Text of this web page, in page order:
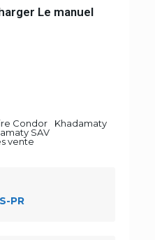
Le manuel
Condor
Khadamaty
SAV
vente
PR